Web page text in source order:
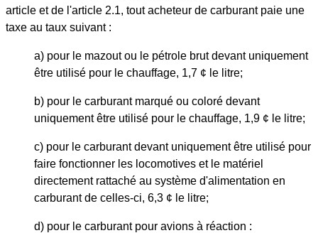
article et de l'article 2.1, tout acheteur de carburant paie une
taxe au taux suivant :
a) pour le mazout ou le pétrole brut devant uniquement
être utilisé pour le chauffage, 1,7 ¢ le litre;
b) pour le carburant marqué ou coloré devant
uniquement être utilisé pour le chauffage, 1,9 ¢ le litre;
c) pour le carburant devant uniquement être utilisé pour
faire fonctionner les locomotives et le matériel
directement rattaché au système d'alimentation en
carburant de celles-ci, 6,3 ¢ le litre;
d) pour le carburant pour avions à réaction :